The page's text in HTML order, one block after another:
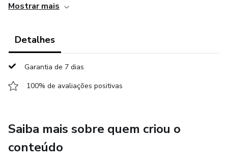
tornar uma pessoa livre. Livre para viver tudo aquilo que
e vida emocional, física e financeira.
O curso é um passo a passo, em que eu vou te ensinar a se
No método, há diversas aulas, com materiais exclusivos,
divididas em 10 módulos, sendo eles:
Mostrar mais
Detalhes
Garantia de 7 dias
100% de avaliações positivas
Saiba mais sobre quem criou o
conteúdo